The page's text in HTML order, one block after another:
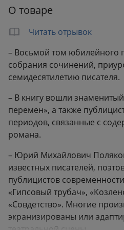
Вес: 0.49 кг
О товаре
Читать отрывок
– Восьмой том юбилейного
собрания сочинений,
семидесятилетию писателя.
– В книгу вошли
перемен», а также
периодов, связанные с
романа.
– Юрий Михайлович
известных писателей,
публицистов
«Гипсовый трубач»,
«Совдетство». Многие
экранизированы или